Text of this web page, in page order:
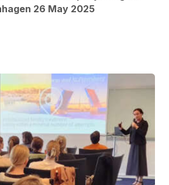
26 May 2025